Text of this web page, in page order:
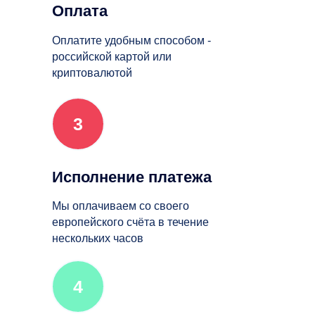
Оплата
Оплатите удобным способом -
российской картой или
криптовалютой
3
Исполнение платежа
Мы оплачиваем со своего
европейского счёта в течение
нескольких часов
4